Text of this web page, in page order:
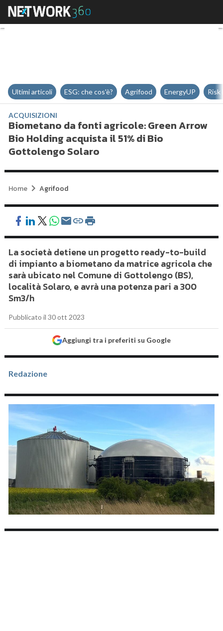
Biometano da fonti agricole:
Ultimi articoli ESG: che cos'è? Agrifood EnergyUP Risk
ACQUISIZIONI
Biometano da fonti agricole: Green Arrow
Bio Holding acquista il 51% di Bio
Gottolengo Solaro
Home Agrifood
La società detiene un progetto ready-to-build
di impianto a biometano da matrice agricola che
sarà ubicato nel Comune di Gottolengo (BS),
località Solaro, e avrà una potenza pari a 300
Sm3/h
Pubblicato il 30 ott 2023
Aggiungi tra i preferiti su Google
Redazione